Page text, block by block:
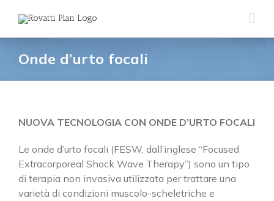
contenuto
Onde d’urto focali
NUOVA TECNOLOGIA CON ONDE D’URTO FOCALI
Le onde d’urto focali (FESW, dall’inglese “Focused
Extracorporeal Shock Wave Therapy”) sono un tipo
di terapia non invasiva utilizzata per trattare una
varietà di condizioni muscolo-scheletriche e